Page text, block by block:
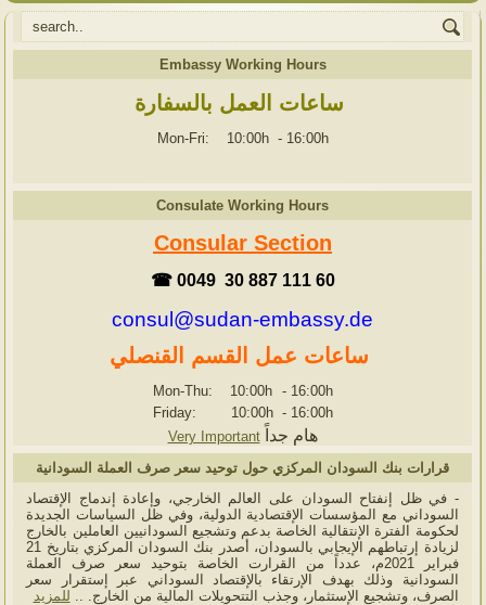
Embassy Working Hours
ساعات العمل بالسفارة
Mon-Fri: 10:00h - 16:00h
Consulate Working Hours
Consular Section
☎ 0049 30 887 111 60
consul@sudan-embassy.de
ساعات عمل القسم القنصلي
Mon-Thu: 10:00h - 16:00h
Friday: 10:00h - 16:00h
Very Important
هام جداً
قرارات بنك السودان المركزي حول توحيد سعر صرف العملة السودانية
- في ظل إنفتاح السودان على العالم الخارجي، وإعادة إندماج الإقتصاد
السوداني مع المؤسسات الإقتصادية الدولية، وفي ظل السياسات الجديدة
لحكومة الفترة الإنتقالية الخاصة بدعم وتشجيع السودانيين العاملين بالخارج
لزيادة إرتباطهم الإيجابي بالسودان، أصدر بنك السودان المركزي بتاريخ 21
فبراير 2021م، عدداً من القرارت الخاصة بتوحيد سعر صرف العملة
السودانية وذلك بهدف الإرتقاء بالإقتصاد السوداني عبر إستقرار سعر
الصرف، وتشجيع الإستثمار، وجذب التتحويلات المالية من الخارج. .. للمزيد